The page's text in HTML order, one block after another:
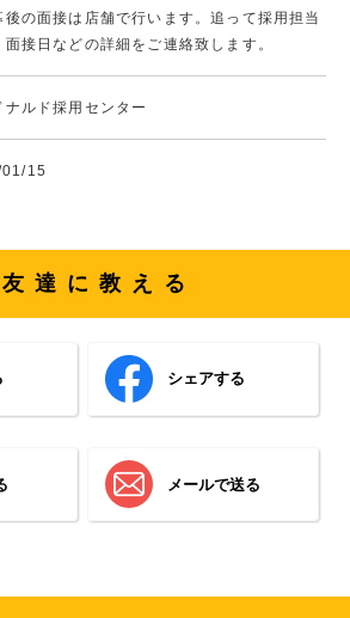
の面接は店舗で行います。追って採用担当
面接日などの詳細をご連絡致します。
ナルド採用センター
15
達に教える
シェアする
メールで送る